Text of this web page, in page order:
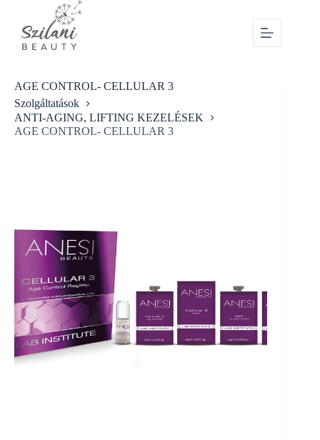
AGE CONTROL- CELLULAR 3
Szolgáltatások
ANTI-AGING, LIFTING KEZELÉSEK
AGE CONTROL- CELLULAR 3